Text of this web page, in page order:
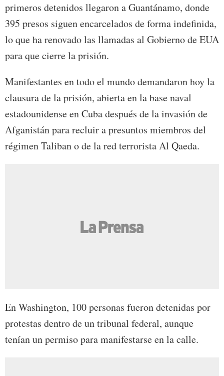
primeros detenidos llegaron a Guantánamo, donde
395 presos siguen encarcelados de forma indefinida,
lo que ha renovado las llamadas al Gobierno de EUA
para que cierre la prisión.
Manifestantes en todo el mundo demandaron hoy la
clausura de la prisión, abierta en la base naval
estadounidense en Cuba después de la invasión de
Afganistán para recluir a presuntos miembros del
régimen Taliban o de la red terrorista Al Qaeda.
En Washington, 100 personas fueron detenidas por
protestas dentro de un tribunal federal, aunque
tenían un permiso para manifestarse en la calle.